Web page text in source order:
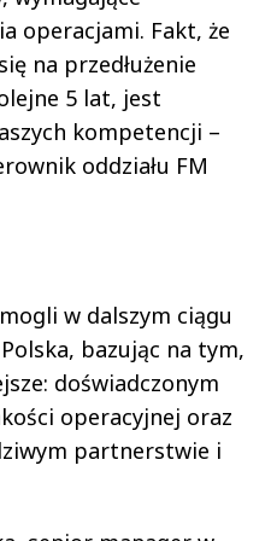
sortu
by the moderator on the site
tylko zwykłym handlowcem w
3 takich jak ty bo jego praca to coś
miał wolną niedzielę. Tylko że w
3 takich jak ty bo jego praca to coś
albo stukanie na kasie. Porównaj
operacjami. Fakt, że
na przedłużenie
5 lat, jest
kompetencji –
oddziału FM
w dalszym ciągu
bazując na tym,
doświadczonym
operacyjnej oraz
partnerstwie i